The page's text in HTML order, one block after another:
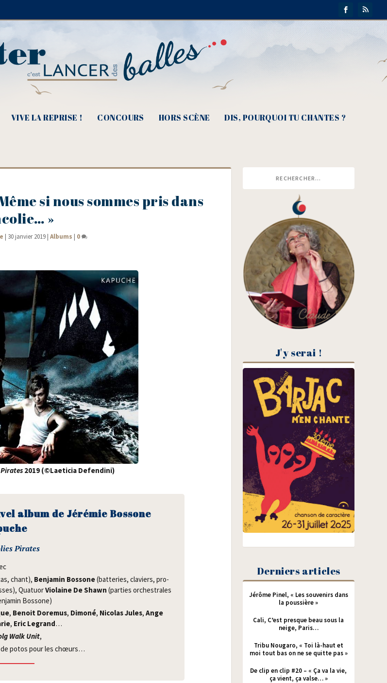
VIVE LA REPRISE ! CONCOURS HORS SCÈNE DIS, POURQUOI TU CHANTES ?
si nous sommes pris dans
»
| 30 janvier 2019 |Albums | 0
2019 (©Lae­ti­cia Defendini)
album de Jéré­mie Bos­sone
Pirates
chant), Ben­ja­min Bos­sone(bat­te­ries, cla­viers, pro­
Qua­tuorVio­laine De Shawn (par­ties orches­trales
Bossone)
, Benoit Dore­mus, Dimo­né, Nico­las Jules,Ange
, Eric Legrand…
Walk Unit,
potos pour les chœurs…
J'y serai !
Derniers articles
Jérôme Pinel, « Les souvenirs dans
la poussière »
Cali, C’est presque beau sous la
neige, Paris…
Tribu Nougaro, « Toi là-haut et
moi tout bas on ne se quitte pas »
De clip en clip #20 – « Ça va la vie,
ça vient, ça valse… »